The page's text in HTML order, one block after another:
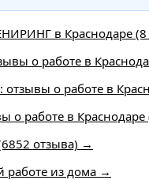
в Краснодаре
о работе в
отзывы о работе в
о работе в
отзыва) →
работе из дома →